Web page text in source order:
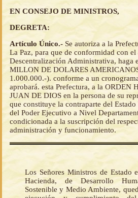
EN CONSEJO DE MINISTROS,
DEGRETA:
Artículo Único.- Se autoriza a la
La Paz, para que de conformidad con
Descentralización Administrativa, haga
MILLON DE DOLARES
1.000.000.-). conforme a un
aprobará. esta Prefectura, a la ORDEN
JUAN DE DIOS en la persona de su
que constituye la contraparte del
del Poder Ejecutivo a Nivel
condicionada a la suscripción del
administración y funcionamiento.
Los Señores Ministros de Estado
Hacienda, de Desarrollo
Sostenible y Medio Ambiente,